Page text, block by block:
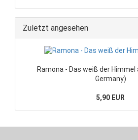
Zuletzt angesehen
Ramona - Das weiß der Himmel
Germany)
5,90 EUR